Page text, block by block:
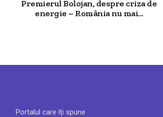
Premierul Bolojan, despre criza de
energie – România nu mai...
Portalul care îți spune